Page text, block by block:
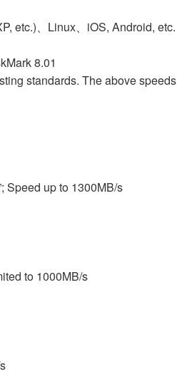
etc.)、Linux、iOS, Android, etc.
8.01
standards. The above
Speed up to 1300MB/s
to 1000MB/s